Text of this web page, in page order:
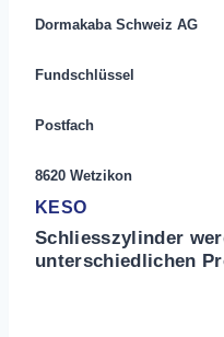
Dormakaba Schweiz AG
Fundschlüssel
Postfach
8620 Wetzikon
KESO
Schliesszylinder
unterschiedlichen